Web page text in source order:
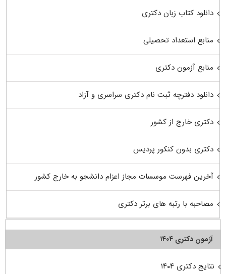
دانلود کتاب زبان دکتری
منابع استعداد تحصیلی
منابع آزمون دکتری
دانلود دفترچه ثبت نام دکتری سراسری و آزاد
دکتری خارج از کشور
دکتری بدون کنکور پردیس
آخرین فهرست موسسات مجاز اعزام دانشجو به خارج کشور
مصاحبه با رتبه های برتر دکتری
آزمون دکتری ۱۴۰۴
نتایج دکتری ۱۴۰۴